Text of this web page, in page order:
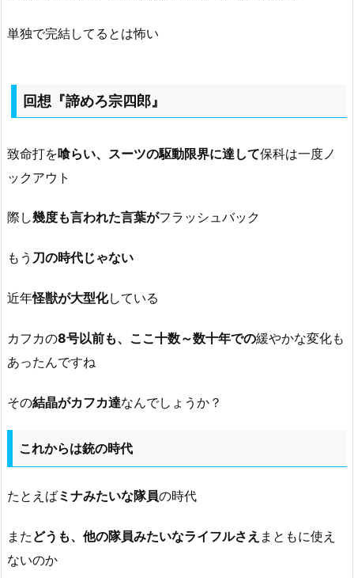
単独で完結してるとは怖い
回想『諦めろ宗四郎』
致命打を喰らい、スーツの駆動限界に達して保科は一度ノ
ックアウト
際し幾度も言われた言葉がフラッシュバック
もう 刀の時代じゃない
近年怪獣が大型化している
カフカの8号以前も、ここ十数～数十年での緩やかな変化も
あったんですね
その結晶がカフカ達なんでしょうか？
これからは銃の時代
たとえばミナみたいな隊員の時代
また どうも、他の隊員みたいなライフルさえ まともに使え
ないのか